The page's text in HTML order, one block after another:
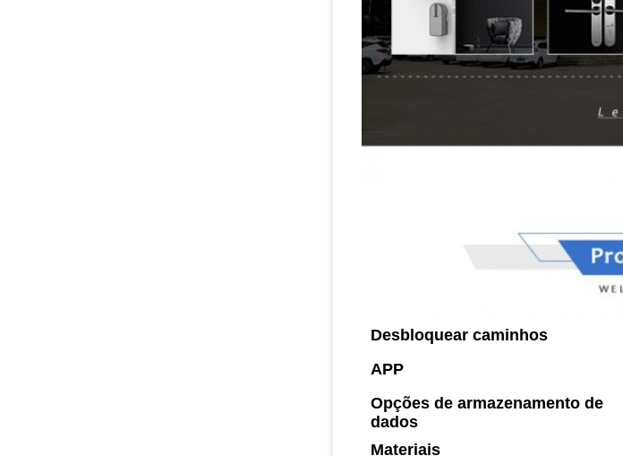
Desbloquear caminhos
APP
Opções de armazenamento de
dados
Materiais